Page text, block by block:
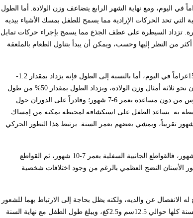
سرعة النمو ما بين الشهرين الثالث والرابع إلى نحو 20 غراماً في اليوم، ومع نهاية الشهر الرابع يتضاعف وزن الولادة. أما الطول
الشهر. تتراجع المنعكسات الأولية التي تحد الحركات الإرادية مما يسمح للطفل بمسك الأشياء بيديه
تزداد السيطرة على عطف الجذع مما يسمح بإجراء حركات تمايل
من النظر إليها وحسب، ويمكن أن يبدأ بتناول الطعام بالملعقة
يتناقص النمو أكثر في هذه المرحلة فتراوح زيادة الوزن ما بين 12و15غراماً في اليوم، أما بالنسبة إلى الطول فإنه يزداد بمقدار 1.2-
1.5سم في الشهر، ومحيط الرأس نحو 0.5 سم في الشهر، ومع نهاية السنة الأولى من العمر يصبح الوزن نحو ثلاثة أمثال وزن الولادة، ويزداد الطول بمقدار 50% من طول
الولادة، ويزداد محيط الرأس بمقدار (10) سم تقريباً عما كان حين الولادة. يصبح الطفل قادراً على الجلوس من دون مساعدة بعمر 6-7 شهور؛ وقادراً على الدوران حول
المختلفة المحيطة به. يساعد الطفل على استكشافه لمحيطه تمكنه من إمساك
بالإبهام والأصابع وذلك بعمر 8-9 شهور. يبدأ معظم الأطفال بالزحف مع محاولة الوقوف بعمر 8 شهور تقريباً، ويمشي بعضهم بعمر السنة. يرتبط هذا التطور الحركي
يبدأ بزوغ الأسنان بالقواطع المركزية السفلية بعمر 5-7 شهور، تليها القواطع المركزية العلوية بعمر6-8 شهور، فالقواطع الجانبية السفلية بعمر 7-10 شهور، ثم القواطع
وقد يبدأ بزوغ الأضراس في بعض الأطفال بعمر 10 شهور. يعكس تطور الأسنان النضج العظمي بالرغم من وجود اختلافات شخصية
الانفصال عن والديه، ولكنه يظل بحاجة إلى الارتباط بهما للشعور
بالأمان. يتباطأ النمو أكثر في هذه السنة وتتناقص الشهية، ويزداد الطول والوزن بمعدل ثابت قدره في السنة كلها حوالي 12.5سم و2.5كغ، ويبلغ طول الطفل مع نهاية السنة